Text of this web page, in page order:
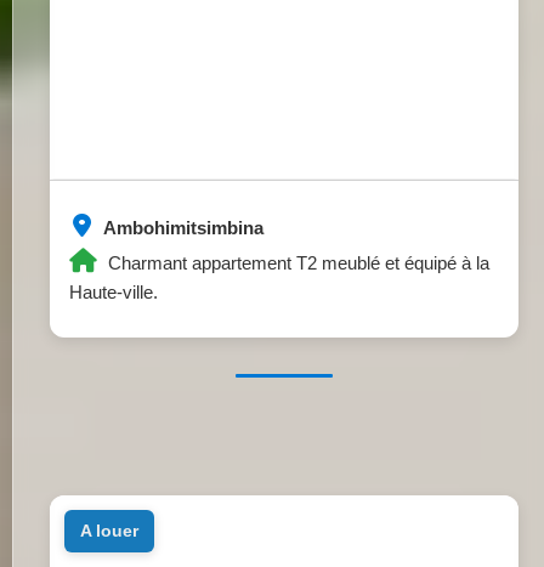
Ambohimitsimbina
Charmant appartement T2 meublé et équipé à la
Haute-ville.
a louer